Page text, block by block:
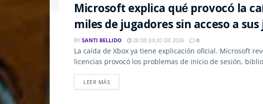
Microsoft explica qué provocó la
miles de jugadores sin acceso a
BY SANTI BELLIDO 28 DE JULIO DE 2026 0
La caída de Xbox ya tiene explicación oficial. Microsoft
licencias provocó los problemas de inicio de sesión,
LEER MÁS